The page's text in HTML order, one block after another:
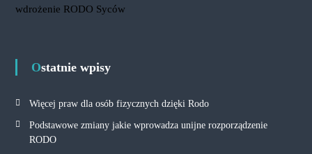
wdrożenie RODO Syców
Ostatnie wpisy
Więcej praw dla osób fizycznych dzięki Rodo
Podstawowe zmiany jakie wprowadza unijne rozporządzenie
RODO